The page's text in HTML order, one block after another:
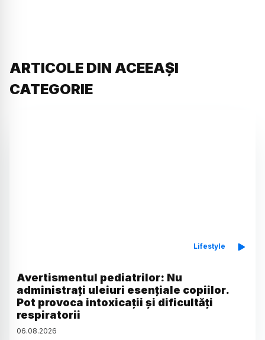
ARTICOLE DIN ACEEAȘI
CATEGORIE
Lifestyle
Avertismentul pediatrilor: Nu
administrați uleiuri esențiale copiilor.
Pot provoca intoxicații și dificultăți
respiratorii
06.08.2026